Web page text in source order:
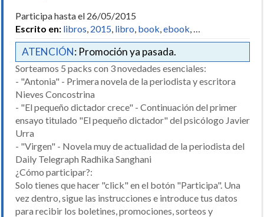
Participa hasta el 26/05/2015
Escrito en: libros, 2015, libro, book,ebook, …
ATENCIÓN: Promoción ya pasada.
Sorteamos 5 packs con 3 novedades esenciales:
- "Antonia" - Primera novela de la periodista y escritora
Nieves Concostrina
- "El pequeño dictador crece" - Continuación del primer
ensayo titulado "El pequeño dictador" del psicólogo Javier
Urra
- "Virgen" - Novela muy de actualidad de la periodista del
Daily Telegraph Radhika Sanghani
¿Cómo participar?:
Solo tienes que hacer "click" en el botón "Participa". Una
vez dentro, sigue las instrucciones e introduce tus datos
para recibir los boletines, promociones, sorteos y